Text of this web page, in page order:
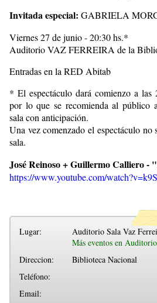
Invitada especial: GABRIELA
Viernes 27 de junio - 20:30 hs.*
Auditorio VAZ FERREIRA de la
Entradas en la RED Abitab
* El espectáculo dará comienzo a las
por lo que se recomienda al público
sala con anticipación.
Una vez comenzado el espectáculo no
sala.
José Reinoso + Guillermo Calliero -
https://www.youtube.com/
Lugar:
Auditorio Sala Vaz
Más eventos en
Direccion:
Biblioteca Nacional
Teléfono:
Email: